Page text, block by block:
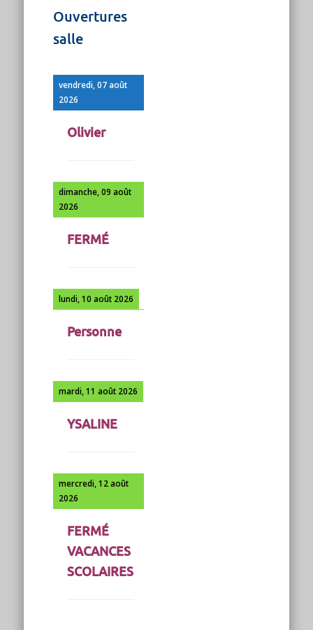
Ouvertures
salle
vendredi, 07 août
2026
Olivier
dimanche, 09 août
2026
FERMÉ
lundi, 10 août 2026
Personne
mardi, 11 août 2026
YSALINE
mercredi, 12 août
2026
FERMÉ
VACANCES
SCOLAIRES